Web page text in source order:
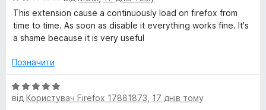
5
а
5
з
ц
н
а
з
5
This extension cause a continuously load on firefox from
time to time. As soon as disable it everything works fine. It's
a shame because it is very useful
Позначити
О
ц
від Користувач Firefox 17881873 17 днів тому